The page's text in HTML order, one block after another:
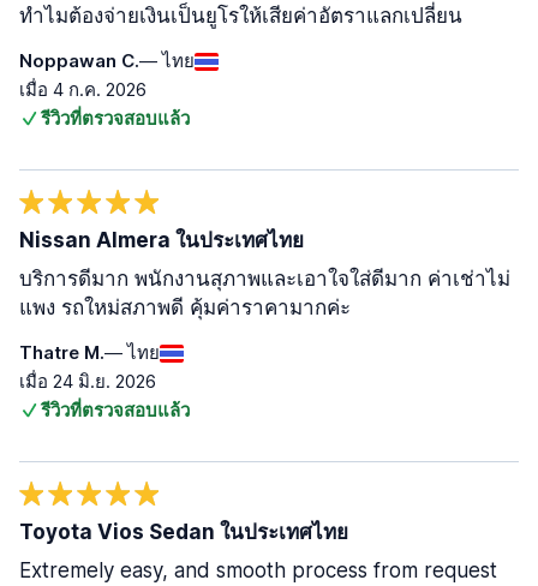
Noppawan C.— ไทย
เมื่อ 4 ก.ค. 2026
รีวิวที่ตรวจสอบแล้ว
ทำไมต้องจ่ายเงินเป็นยูโรให้เสียค่าอัตราแลกเปลี่ยน
Thatre M.— ไทย
เมื่อ 24 มิ.ย. 2026
รีวิวที่ตรวจสอบแล้ว
Nissan Almera ในประเทศไทย
บริการดีมาก พนักงานสุภาพและเอาใจใส่ดีมาก ค่าเช่าไม่
แพง รถใหม่สภาพดี คุ้มค่าราคามากค่ะ
Toyota Vios Sedan ในประเทศไทย
Extremely easy, and smooth process from request